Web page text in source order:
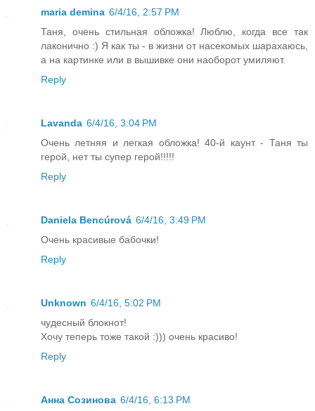
maria demina 6/4/16, 2:57 PM
Таня, очень стильная обложка! Люблю, когда все так
лаконично :) Я как ты - в жизни от насекомых шарахаюсь,
а на картинке или в вышивке они наоборот умиляют.
Reply
Lavanda 6/4/16, 3:04 PM
Очень летняя и легкая обложка! 40-й каунт - Таня ты
герой, нет ты супер герой!!!!!
Reply
Daniela Bencúrová 6/4/16, 3:49 PM
Очень красивые бабочки!
Reply
Unknown 6/4/16, 5:02 PM
чудесный блокнот!
Хочу теперь тоже такой :))) очень красиво!
Reply
Анна Созинова 6/4/16, 6:13 PM